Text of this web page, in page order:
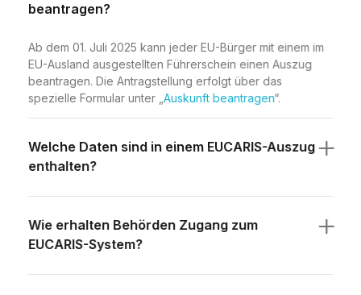
beantragen?
Ab dem 01. Juli 2025 kann jeder EU-Bürger mit einem im
EU-Ausland ausgestellten Führerschein einen Auszug
beantragen. Die Antragstellung erfolgt über das
spezielle Formular unter „ Auskunft beantragen“.
Welche Daten sind in einem EUCARIS-Auszug
enthalten?
Wie erhalten Behörden Zugang zum
EUCARIS-System?